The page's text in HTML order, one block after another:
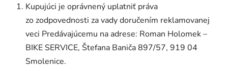
Kupujúci je oprávnený uplatniť práva
zo zodpovednosti za vady doručením reklamovanej
veci Predávajúcemu na adrese: Roman Holomek –
BIKE SERVICE, Štefana Baniča 897/57, 919 04
Smolenice.